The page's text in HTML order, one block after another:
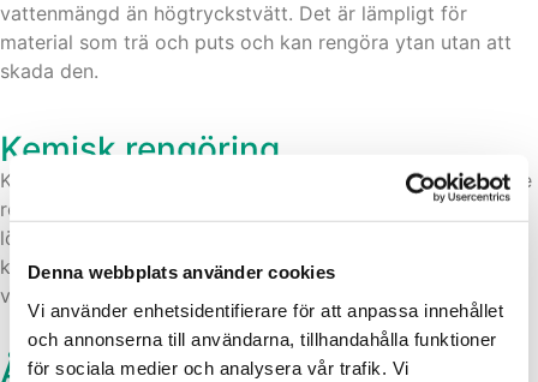
Denna webbplats använder cookies
Vi använder enhetsidentifierare för att anpassa innehållet
och annonserna till användarna, tillhandahålla funktioner
för sociala medier och analysera vår trafik. Vi
vattenmängd än högtryckstvätt. Det är lämpligt för
material som trä och puts och kan rengöra ytan utan att
skada den.
Kemisk rengöring
Kemisk rengöring innebär användning av specialdesignade
rengöringskemikalier som appliceras på fasaden för att
lösa upp och ta bort smuts, alger och mögel. Efter att
kemikalierna har fått verka sköljs de sedan bort med
vatten.
Ångrengöring